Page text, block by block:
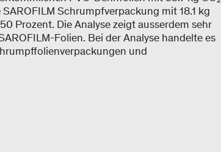
Schrumpfverpackung mit 18.1 kg
Prozent. Die Analyse zeigt ausserdem sehr
Folien. Bei der Analyse handelte es
und